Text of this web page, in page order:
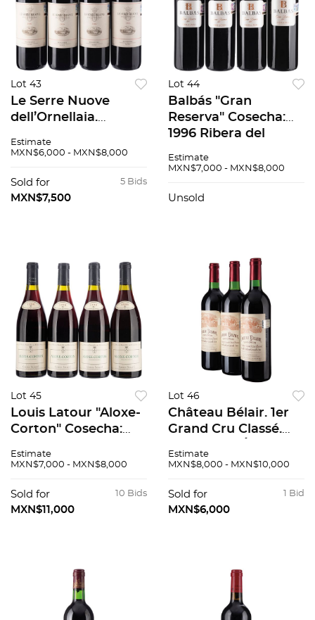
Lot 43
Le Serre Nuove
dell’Ornellaia.
Bolgheri, Toscana,
cuello. 94/100. Pzas:
4.
Estimate
MXN$6,000 - MXN$8,000
5 Bids
Sold for
MXN$7,500
Lot 44
Balbás "Gran
Reserva" Cosecha:
1996 Ribera del
Niveles: tres en el
alto Piezas: 4 91 / 100
Estimate
MXN$7,000 - MXN$8,000
Unsold
Lot 45
Louis Latour "Aloxe-
Corton" Cosecha:
Francia Niveles: a 1.5
Estimate
MXN$7,000 - MXN$8,000
10 Bids
Sold for
MXN$11,000
Lot 46
Château Bélair. 1er
Grand Cru Classé.
Nivel: uno en el
alto. Pzas: 3. 90/100.
Estimate
MXN$8,000 - MXN$10,000
1 Bid
Sold for
MXN$6,000